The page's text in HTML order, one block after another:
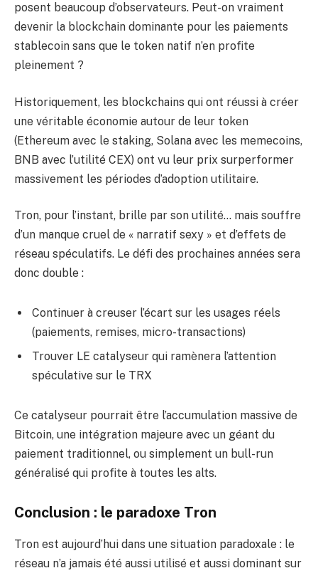
posent beaucoup d’observateurs. Peut-on vraiment
devenir la blockchain dominante pour les paiements
stablecoin sans que le token natif n’en profite
pleinement ?
Historiquement, les blockchains qui ont réussi à créer
une véritable économie autour de leur token
(Ethereum avec le staking, Solana avec les memecoins,
BNB avec l’utilité CEX) ont vu leur prix surperformer
massivement les périodes d’adoption utilitaire.
Tron, pour l’instant, brille par son utilité… mais souffre
d’un manque cruel de « narratif sexy » et d’effets de
réseau spéculatifs. Le défi des prochaines années sera
donc double :
Continuer à creuser l’écart sur les usages réels
(paiements, remises, micro-transactions)
Trouver LE catalyseur qui ramènera l’attention
spéculative sur le TRX
Ce catalyseur pourrait être l’accumulation massive de
Bitcoin, une intégration majeure avec un géant du
paiement traditionnel, ou simplement un bull-run
généralisé qui profite à toutes les alts.
Conclusion : le paradoxe Tron
Tron est aujourd’hui dans une situation paradoxale : le
réseau n’a jamais été aussi utilisé et aussi dominant sur